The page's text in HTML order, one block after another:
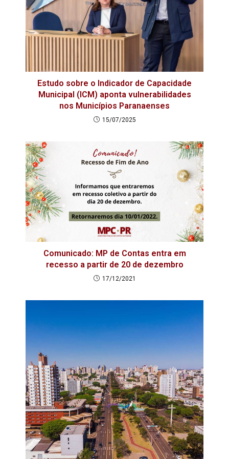
Estudo sobre o Indicador de Capacidade
Municipal (ICM) aponta vulnerabilidades
nos Municípios Paranaenses
15/07/2025
Comunicado: MP de Contas entra em
recesso a partir de 20 de dezembro
17/12/2021